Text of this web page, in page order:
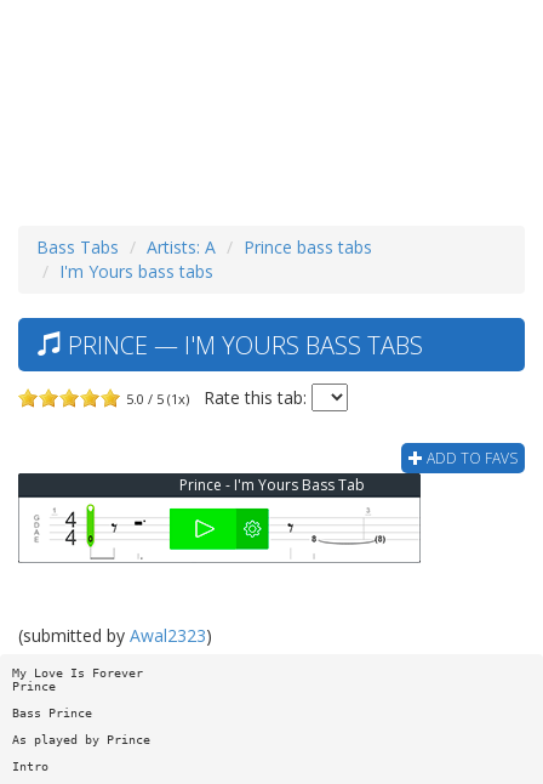
Bass Tabs Artists: A
Prince bass tabs
I'm Yours bass tabs
PRINCE — I'M YOURS BASS TABS
5.0 / 5 (1x) Rate this tab:
ADD TO FAVS
Prince - I'm Yours Bass Tab
(submitted by Awal2323)
My Love Is Forever
Prince
Bass Prince
As played by Prince
Intro